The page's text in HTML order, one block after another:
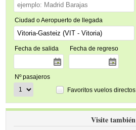
Ciudad o Aeropuerto de llegada
Fecha de salida Fecha de regreso
Nº pasajeros
Favoritos vuelos directos
Visite también